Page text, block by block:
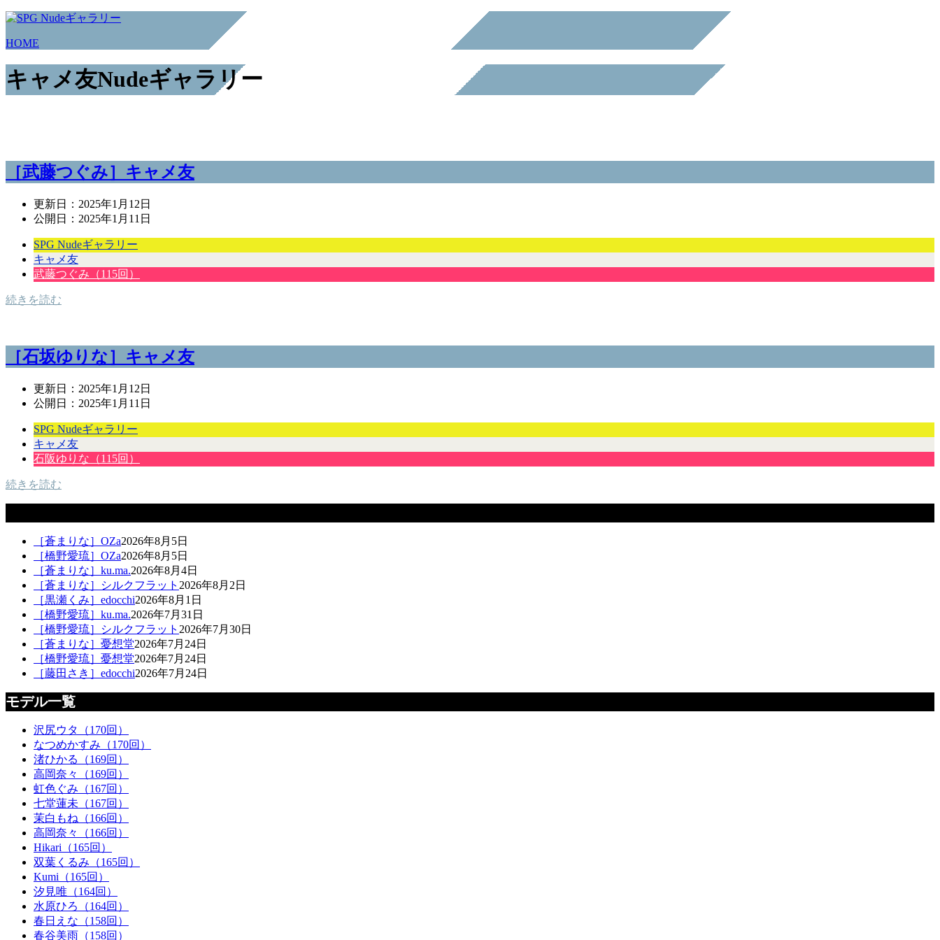
HOME
キャメ友Nudeギャラリー
［武藤つぐみ］キャメ友
更新日： 2025年1月12日
公開日： 2025年1月11日
SPG Nudeギャラリー
キャメ友
武藤つぐみ（115回）
続きを読む
［石坂ゆりな］キャメ友
更新日： 2025年1月12日
公開日： 2025年1月11日
SPG Nudeギャラリー
キャメ友
石阪ゆりな（115回）
続きを読む
［蒼まりな］OZa2026年8月5日
［橋野愛琉］OZa2026年8月5日
［蒼まりな］ku.ma.2026年8月4日
［蒼まりな］シルクフラット 2026年8月2日
［黒瀬くみ］edocchi2026年8月1日
［橋野愛琉］ku.ma.2026年7月31日
［橋野愛琉］シルクフラット 2026年7月30日
［蒼まりな］憂想堂2026年7月24日
［橋野愛琉］憂想堂2026年7月24日
［藤田さき］edocchi2026年7月24日
モデル一覧
沢尻ウタ（170回）
なつめかすみ（170回）
渚ひかる（169回）
高岡奈々（169回）
虹色ぐみ（167回）
七堂蓮未（167回）
茉白もね（166回）
高岡奈々（166回）
Hikari（165回）
双葉くるみ（165回）
Kumi（165回）
汐見唯（164回）
水原ひろ（164回）
春日えな（158回）
春谷美雨（158回）